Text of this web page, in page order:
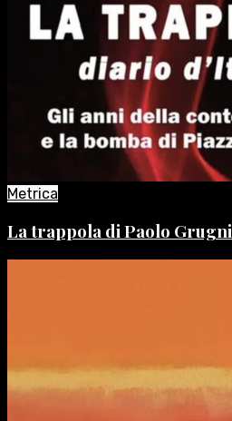
Metrica
La trappola di Paolo Grugni